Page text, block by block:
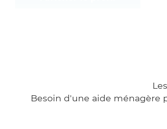
Besoin d'une aide ménagère